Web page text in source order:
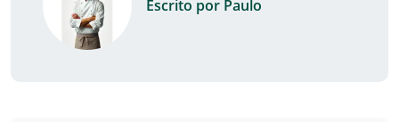
Escrito por Paulo